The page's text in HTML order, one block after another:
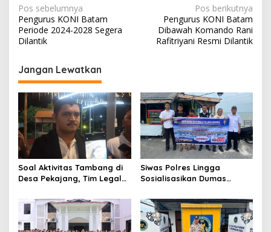
N
a
v
i
g
a
s
i
p
o
s
Pos sebelumnya
Pengurus KONI Batam
Periode 2024-2028 Segera
Dilantik
Pos berikutnya
Pengurus KONI Batam
Dibawah Komando Rani
Rafitriyani Resmi Dilantik
Jangan Lewatkan
Soal Aktivitas Tambang di
Desa Pekajang, Tim Legal
Memiliki IUP
Siwas Polres Lingga
Sosialisasikan Dumas
110, Permudah Akses
Pengaduan Masyarakat